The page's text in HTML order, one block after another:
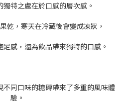
特之處在於口感的層次感。
乾，寒天在冷藏後會變成凍狀，
感，還為飲品帶來獨特的口感。
同口味的糖磚帶來了多重的風味體
驗。